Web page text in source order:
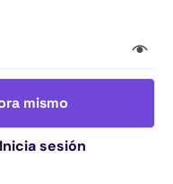
mismo
Inicia sesión